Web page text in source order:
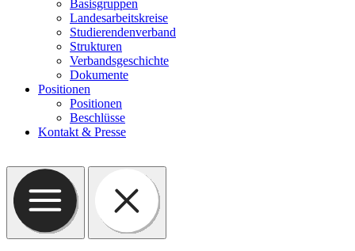
Basisgruppen
Landesarbeitskreise
Studierendenverband
Strukturen
Verbandsgeschichte
Dokumente
Positionen
Positionen
Beschlüsse
Kontakt & Presse